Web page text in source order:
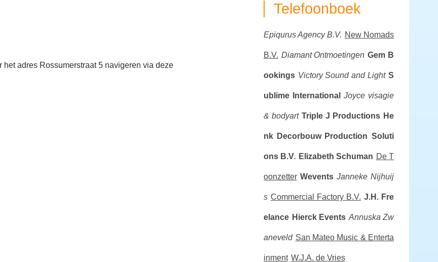
adres Rossumerstraat 5 navigeren via deze
Telefoonboek
Epiqurus Agency B.V. New Nomads
B.V. Diamant Ontmoetingen Gem B
ookings Victory Sound and Light S
ublime International Joyce visagie
& bodyart Triple J Productions He
nk Decorbouw Production Soluti
ons B.V. Elizabeth Schuman De T
oonzetter Wevents Janneke Nijhuij
s Commercial Factory B.V. J.H. Fre
elance Hierck Events Annuska Zw
aneveld San Mateo Music & Enterta
inment W.J.A. de Vries